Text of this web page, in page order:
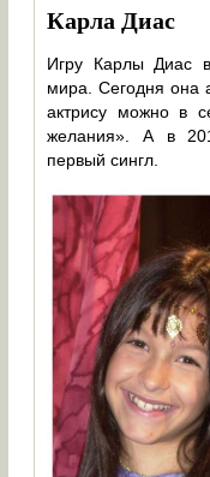
Карла Диас
Игру Карлы Диас
мира. Сегодня она
актрису можно в
желания». А в
первый сингл.